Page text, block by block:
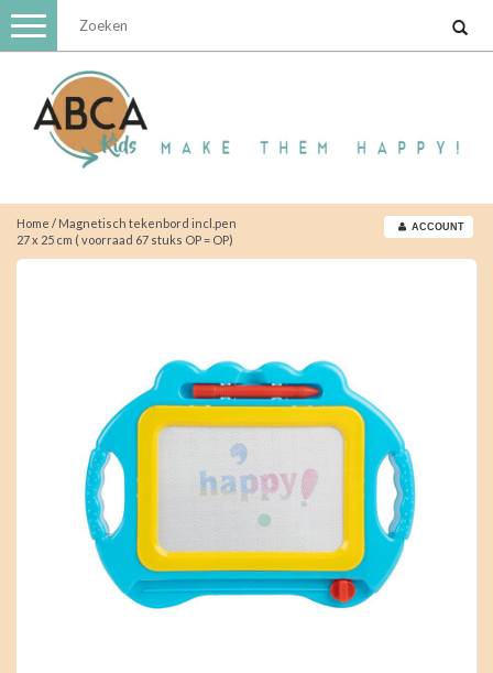
Toggle
navigation
Home / Magnetisch tekenbord incl.pen
27 x 25 cm ( voorraad 67 stuks OP = OP)
ACCOUNT